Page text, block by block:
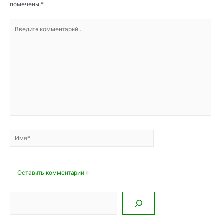
помечены *
комментарий...
Имя*